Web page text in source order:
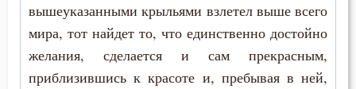
Мир
Молитва
вышеуказанными крыльями взлетел выше всего
мира, тот найдет то, что единственно достойно
желания, сделается и сам прекрасным,
приблизившись к красоте и, пребывая в ней,